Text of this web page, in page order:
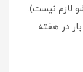
لازم نیست).
ساشه برای ۲ بار استفاده کافی است. ۱-۲ بار در هفته